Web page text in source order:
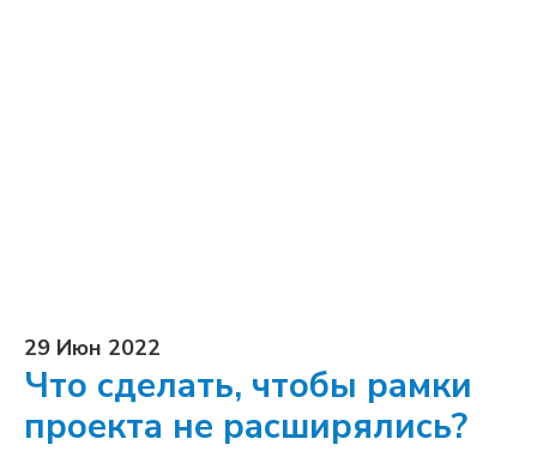
29 Июн 2022
Что сделать, чтобы рамки
проекта не расширялись?